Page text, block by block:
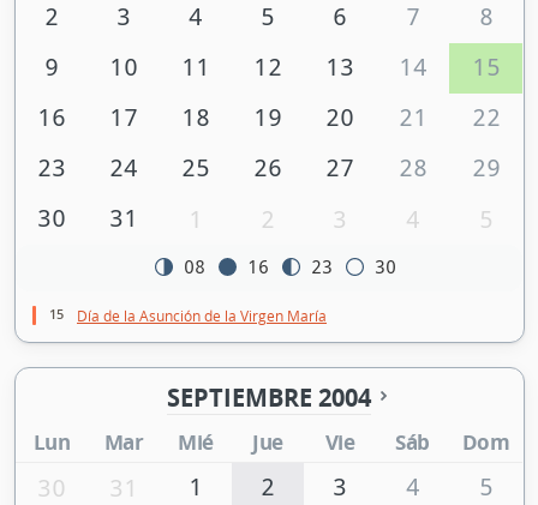
2
3 4 5 6 7
8
9
10 11 12 13 14
15
16
17 18 19 20 21
22
23
24 25 26 27 28
29
30
31 1 2 3 4 5
08 16 23 30
15 Día de la Asunción de la Virgen María
SEPTIEMBRE 2004
Lun Mar Mié Jue Vie Sáb Dom
30 31 1 2 3 4
5